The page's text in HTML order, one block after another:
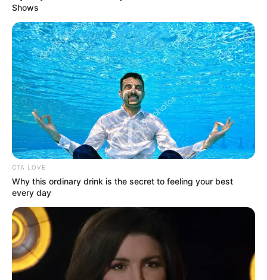
Shows
CTA LOVE
Why this ordinary drink is the secret to feeling your best
every day